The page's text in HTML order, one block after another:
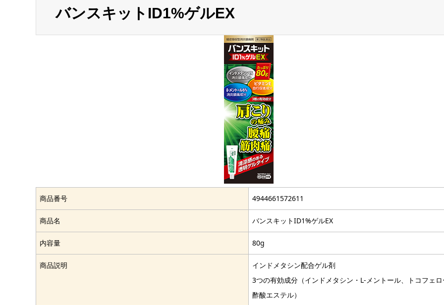
バンスキットID1%ゲルEX
商品番号 4944661572611
商品名 バンスキットID1%ゲルEX
内容量 80g
商品説明
インドメタシン配合ゲル剤
3つの有効成分（インドメタシン・L-メントール、トコフェ
酢酸エステル）